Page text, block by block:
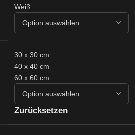
Weiß
30 x 30 cm
40 x 40 cm
60 x 60 cm
Zurücksetzen